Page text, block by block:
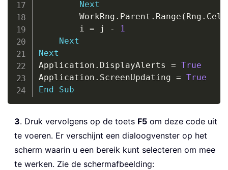
Next
        WorkRng
. Parent . Range ( Rng .
        i
= j -
1
Next
Next
Application . DisplayAlerts = True
Application . ScreenUpdating = True
End
Sub
3. Druk vervolgens op de toets F5 om deze code uit
te voeren. Er verschijnt een dialoogvenster op het
scherm waarin u een bereik kunt selecteren om mee
te werken. Zie de schermafbeelding: